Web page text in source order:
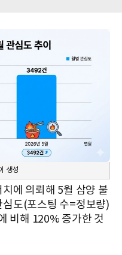
생성
에 의뢰해 5월 삼양 불
도(포스팅 수=정보량)
비해 120% 증가한 것